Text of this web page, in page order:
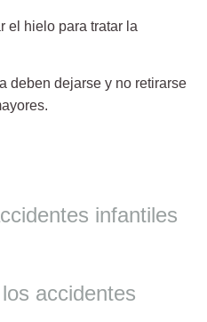
el hielo para tratar la
deben dejarse y no retirarse
infantiles
accidentes